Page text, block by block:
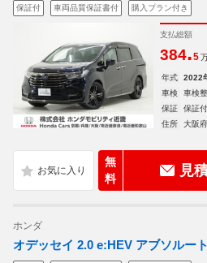
保証付 車両品質保証書付 購入プラン付き
支払総額
384.5
年式 2022
車検
車検
保証
保証付
住所
大阪
無
料
見
ホンダ
オデッセイ 2.0 e:HEV アブソルー